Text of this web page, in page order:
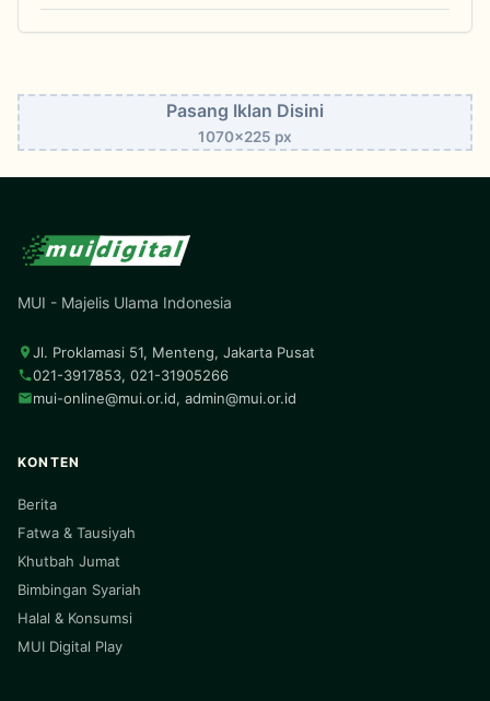
Pasang Iklan Disini
1070x225 px
MUI - Majelis Ulama Indonesia
Jl. Proklamasi 51, Menteng, Jakarta Pusat
021-3917853, 021-31905266
mui-online@mui.or.id, admin@mui.or.id
KONTEN
Berita
Fatwa & Tausiyah
Khutbah Jumat
Bimbingan Syariah
Halal & Konsumsi
MUI Digital Play